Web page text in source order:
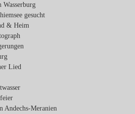
Wasserburg
gesucht
& Heim
Lied
Andechs-Meranien